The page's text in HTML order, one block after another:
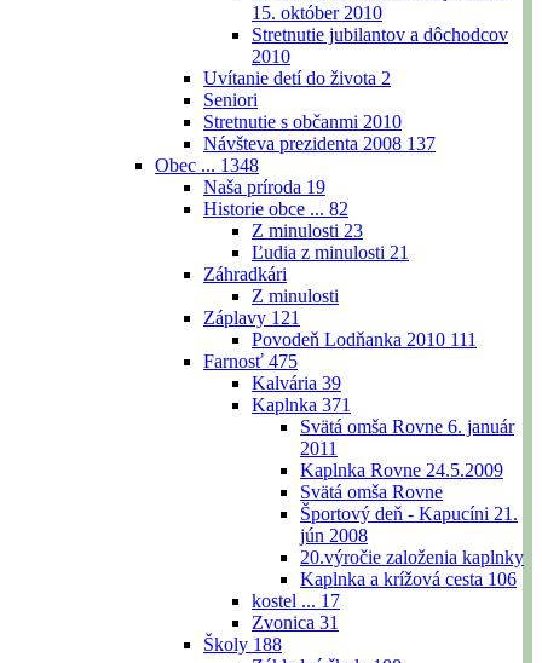
15. október 2010
Stretnutie jubilantov a dôchodcov
2010
Uvítanie detí do života 2
Seniori
Stretnutie s občanmi 2010
Návšteva prezidenta 2008 137
Obec ... 1348
Naša príroda 19
Historie obce ... 82
Z minulosti 23
Ľudia z minulosti 21
Záhradkári
Z minulosti
Záplavy 121
Povodeň Lodňanka 2010 111
Farnosť 475
Kalvária 39
Kaplnka 371
Svätá omša Rovne 6. január
2011
Kaplnka Rovne 24.5.2009
Svätá omša Rovne
Športový deň - Kapucíni 21.
jún 2008
20.výročie založenia kaplnky
Kaplnka a krížová cesta 106
kostel ... 17
Zvonica 31
Školy 188